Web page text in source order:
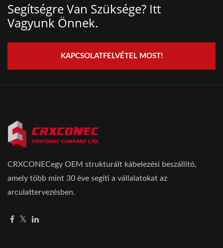
Segítségre Van Szüksége? Itt
Vagyunk Önnek.
KAPCSOLATFELVÉTEL MOST!
CRXCONECegy OEM strukturált kábelezési beszállító,
amely több mint 30 éve segíti a vállalatokat az
arculattervezésben.